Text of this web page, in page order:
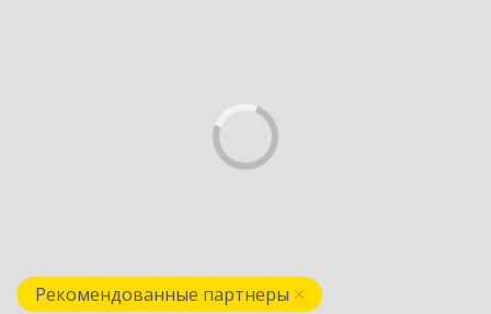
Рекомендованные партнеры